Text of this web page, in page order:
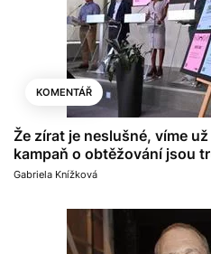
KOMENTÁŘ
Že zírat je neslušné, víme
kampaň o obtěžování jsou
Gabriela Knížková